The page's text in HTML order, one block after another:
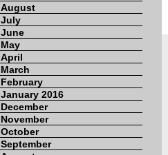
August
July
June
May
April
March
February
January 2016
December
November
October
September